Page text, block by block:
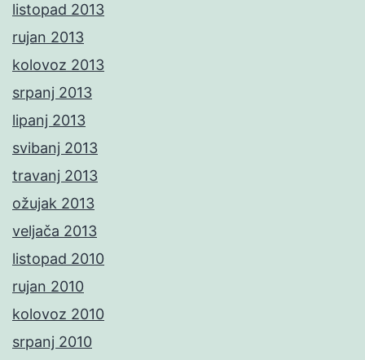
listopad 2013
rujan 2013
kolovoz 2013
srpanj 2013
lipanj 2013
svibanj 2013
travanj 2013
ožujak 2013
veljača 2013
listopad 2010
rujan 2010
kolovoz 2010
srpanj 2010